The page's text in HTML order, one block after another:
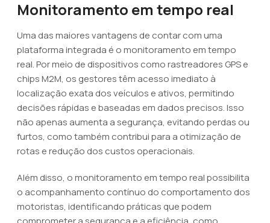
Monitoramento em tempo real
Uma das maiores vantagens de contar com uma
plataforma integrada é o monitoramento em tempo
real. Por meio de dispositivos como rastreadores GPS e
chips M2M, os gestores têm acesso imediato à
localização exata dos veículos e ativos, permitindo
decisões rápidas e baseadas em dados precisos. Isso
não apenas aumenta a segurança, evitando perdas ou
furtos, como também contribui para a otimização de
rotas e redução dos custos operacionais.
Além disso, o monitoramento em tempo real possibilita
o acompanhamento contínuo do comportamento dos
motoristas, identificando práticas que podem